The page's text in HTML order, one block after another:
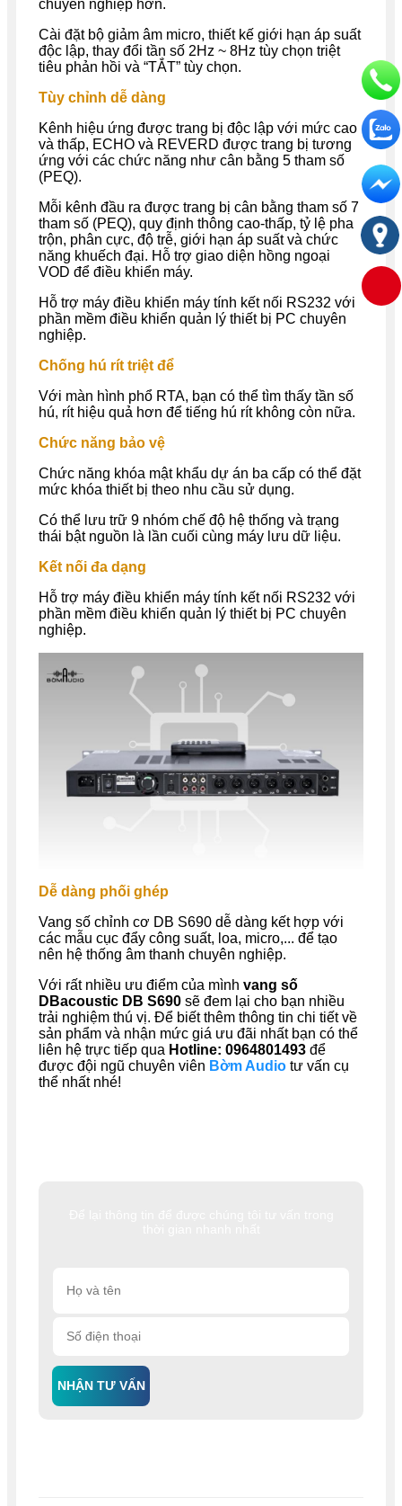
NHẬN TƯ VẤN
chuyên nghiệp hơn.
Cài đặt bộ giảm âm micro, thiết kế giới hạn áp suất
độc lập, thay đổi tần số 2Hz ~ 8Hz tùy chọn triệt
tiêu phản hồi và “TẮT” tùy chọn.
Tùy chỉnh dễ dàng
Kênh hiệu ứng được trang bị độc lập với mức cao
và thấp, ECHO và REVERD được trang bị tương
ứng với các chức năng như cân bằng 5 tham số
(PEQ).
Mỗi kênh đầu ra được trang bị cân bằng tham số 7
tham số (PEQ), quy định thông cao-thấp, tỷ lệ pha
trộn, phân cực, độ trễ, giới hạn áp suất và chức
năng khuếch đại. Hỗ trợ giao diện hồng ngoại
VOD để điều khiển máy.
Hỗ trợ máy điều khiển máy tính kết nối RS232 với
phần mềm điều khiển quản lý thiết bị PC chuyên
nghiệp.
Chống hú rít triệt để
Với màn hình phổ RTA, bạn có thể tìm thấy tần số
hú, rít hiệu quả hơn để tiếng hú rít không còn nữa.
Chức năng bảo vệ
Chức năng khóa mật khẩu dự án ba cấp có thể đặt
mức khóa thiết bị theo nhu cầu sử dụng.
Có thể lưu trữ 9 nhóm chế độ hệ thống và trạng
thái bật nguồn là lần cuối cùng máy lưu dữ liệu.
Kết nối đa dạng
Hỗ trợ máy điều khiển máy tính kết nối RS232 với
phần mềm điều khiển quản lý thiết bị PC chuyên
nghiệp.
Dễ dàng phối ghép
Vang số chỉnh cơ DB S690 dễ dàng kết hợp với
các mẫu cục đẩy công suất, loa, micro,... để tạo
nên hệ thống âm thanh chuyên nghiệp.
Với rất nhiều ưu điểm của mình vang số
DBacoustic DB S690 sẽ đem lại cho bạn nhiều
trải nghiệm thú vị. Để biết thêm thông tin chi tiết về
sản phẩm và nhận mức giá ưu đãi nhất bạn có thể
liên hệ trực tiếp qua Hotline: 0964801493 để
được đội ngũ chuyên viên Bờm Audio tư vấn cụ
thể nhất nhé!